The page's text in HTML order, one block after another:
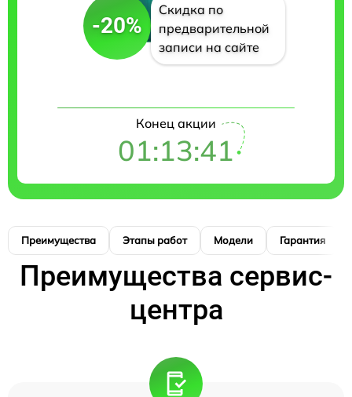
-20%
Скидка по
предварительной
записи на сайте
Конец акции
01:13:41
Преимущества Этапы работ Модели Гарантия
Преимущества сервис-
центра